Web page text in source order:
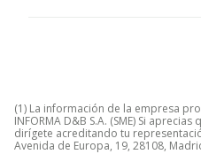
(1) La información de la empresa
INFORMA D&B S.A. (SME) Si
dirígete acreditando tu
Avenida de Europa, 19, 28108,